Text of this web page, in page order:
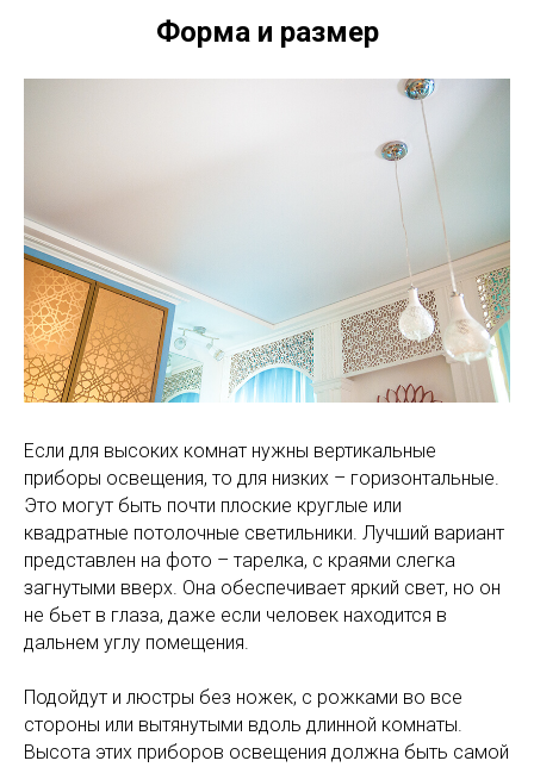
Форма и размер
Если для высоких комнат нужны вертикальные
приборы освещения, то для низких – горизонтальные.
Это могут быть почти плоские круглые или
квадратные потолочные светильники. Лучший вариант
представлен на фото – тарелка, с краями слегка
загнутыми вверх. Она обеспечивает яркий свет, но он
не бьет в глаза, даже если человек находится в
дальнем углу помещения.
Подойдут и люстры без ножек, с рожками во все
стороны или вытянутыми вдоль длинной комнаты.
Высота этих приборов освещения должна быть самой